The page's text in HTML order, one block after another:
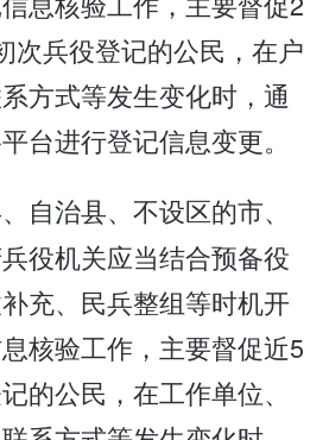
次兵役登记的公民，在户
方式等发生变化时，通
台进行登记信息变更。
自治县、不设区的市、
役机关应当结合预备役
充、民兵整组等时机开
核验工作，主要督促近5
的公民，在工作单位、